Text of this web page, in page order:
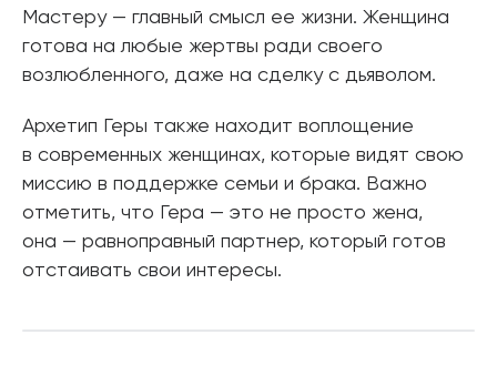
Мастеру — главный смысл ее жизни. Женщина
готова на любые жертвы ради своего
возлюбленного, даже на сделку с дьяволом.
Архетип Геры также находит воплощение
в современных женщинах, которые видят свою
миссию в поддержке семьи и брака. Важно
отметить, что Гера — это не просто жена,
она — равноправный партнер, который готов
отстаивать свои интересы.